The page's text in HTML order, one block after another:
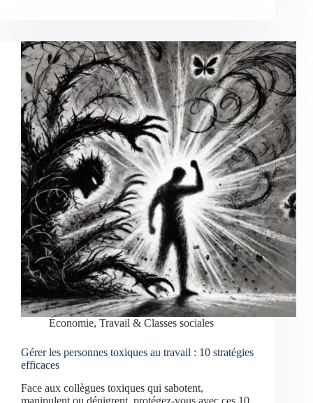
Économie, Travail & Classes sociales
Gérer les personnes toxiques au travail : 10 stratégies
efficaces
Face aux collègues toxiques qui sabotent,